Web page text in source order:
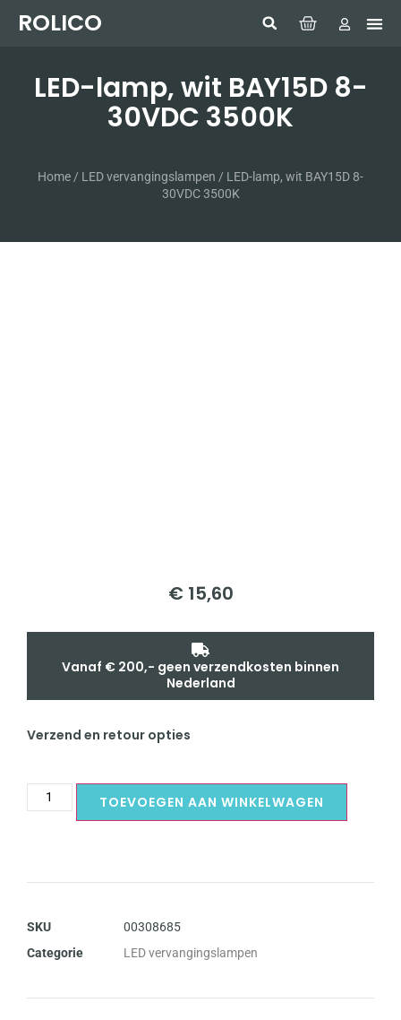
ROLICO
LED-lamp, wit BAY15D 8-
30VDC 3500K
Home / LED vervangingslampen / LED-lamp, wit BAY15D 8-
30VDC 3500K
€15,60
Vanaf € 200,- geen verzendkosten binnen
Nederland
Verzend en retour opties
TOEVOEGEN AAN WINKELWAGEN
SKU
00308685
Categorie
LED vervangingslampen